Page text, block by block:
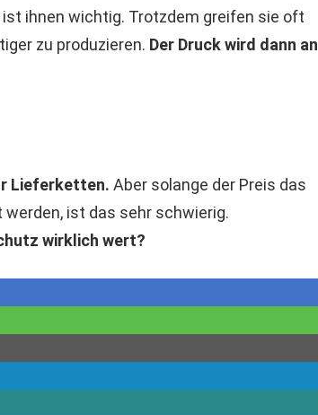
ihnen wichtig. Trotzdem greifen sie oft
zu produzieren. Der Druck wird dann an
Lieferketten. Aber solange der Preis das
ist das sehr schwierig.
wirklich wert?